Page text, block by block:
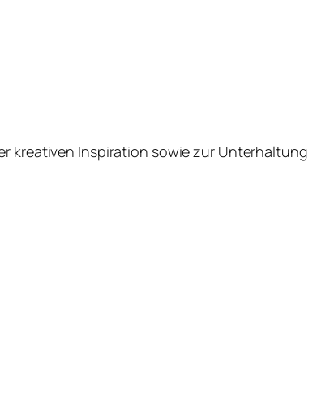
kreativen Inspiration sowie zur Unterhaltung